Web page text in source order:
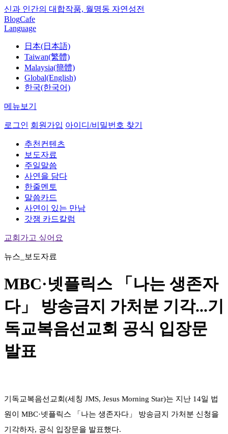
신과 인간의 대합작품, 월명동 자연성전
BlogCafe
Language
日本(日本語)
Taiwan(繁體)
Malaysia(簡體)
Global(English)
한국(한국어)
메뉴보기
로그인 회원가입 아이디/비밀번호 찾기
추천컨텐츠
보도자료
주일말씀
사연을 담다
한줄멘토
말씀카드
사연이 있는 만남
갓잼 카드칼럼
교회가고 싶어요
뉴스_보도자료
MBC·넷플릭스 「나는 생존자
다」 방송금지 가처분 기각...기
독교복음선교회 공식 입장문
발표
기독교복음선교회(세칭 JMS, Jesus Morning Star)는 지난 14일 법
원이 MBC·넷플릭스 「나는 생존자다」 방송금지 가처분 신청을
기각하자, 공식 입장문을 발표했다.